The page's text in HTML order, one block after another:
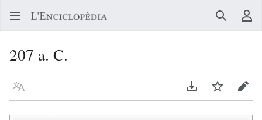
Buscar
207 a. C.
Llegir en un atre idioma Descarregar en
Vigilar